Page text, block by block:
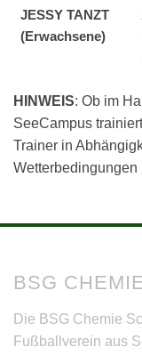
JESSY TANZT
(Erwachsene)
HINWEIS: Ob im
SeeCampus
Trainer in
Wetterbedingungen
BSG
Die BSG Chemie
Fußballverein aus